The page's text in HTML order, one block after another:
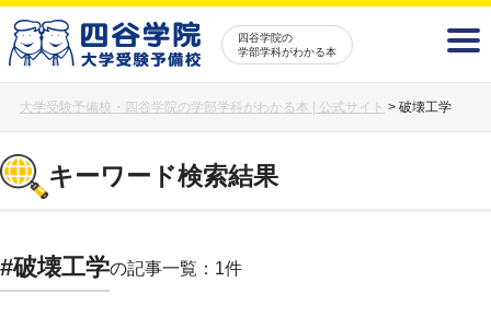
四谷学院の
学部学科がわかる本
大学受験予備校・四谷学院の学部学科がわかる本 | 公式サイト > 破壊工学
キーワード検索結果
#破壊工学の記事一覧：1件